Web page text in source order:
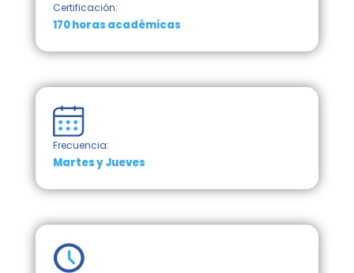
Certificación:
170 horas académicas
Frecuencia:
Martes y Jueves